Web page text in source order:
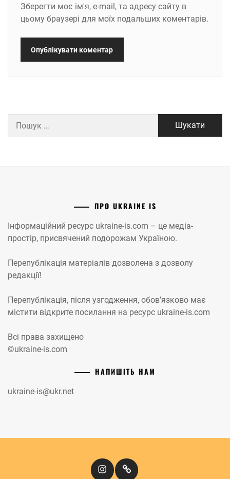
Зберегти моє ім'я, e-mail, та адресу сайту в
цьому браузері для моїх подальших коментарів.
ПРО UKRAINE IS
Інформаційний ресурс ukraine-is.com – це медіа-
простір, присвячений подорожам Україною.
Перепублікація матеріалів дозволена з дозволу
редакції!
Перепублікація, після узгодження, обов’язково має
містити відкрите посилання на ресурс ukraine-is.com
Всі права захищено
©ukraine-is.com
НАПИШІТЬ НАМ
ukraine-is@ukr.net
InstagramКіномандри